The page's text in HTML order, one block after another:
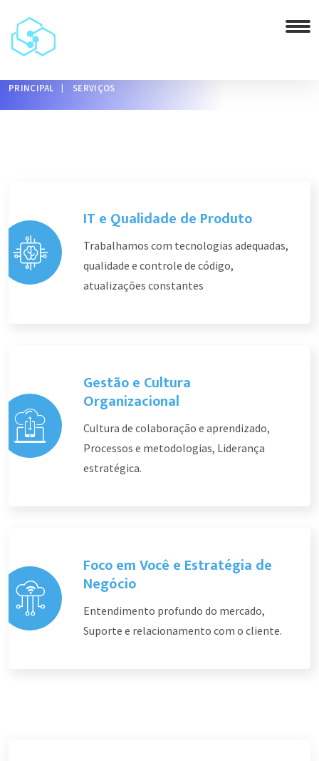
PRINCIPAL SERVIÇOS
IT e Qualidade de Produto
Trabalhamos com tecnologias adequadas,
qualidade e controle de código,
atualizações constantes
Gestão e Cultura
Organizacional
Cultura de colaboração e aprendizado,
Processos e metodologias, Liderança
estratégica.
Foco em Você e Estratégia de
Negócio
Entendimento profundo do mercado,
Suporte e relacionamento com o cliente.